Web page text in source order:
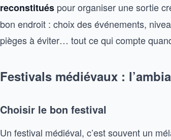
reconstitués pour organiser une sortie
bon endroit : choix des événements,
pièges à éviter… tout ce qui compte
Festivals médiévaux :
Choisir le bon festival
Un festival médiéval, c’est souvent un